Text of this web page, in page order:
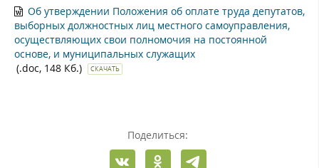
Об утверждении Положения об оплате труда депутатов,
выборных должностных лиц местного самоуправления,
осуществляющих свои полномочия на постоянной
основе, и муниципальных служащих
(.doc, 148 Кб.)
СКАЧАТЬ
Поделиться: